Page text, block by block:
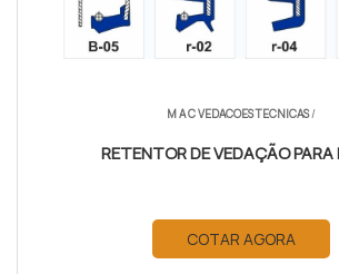
M A C VEDACOES TECNICAS/
RETENTOR DE VEDAÇÃO PARA
COTAR AGORA